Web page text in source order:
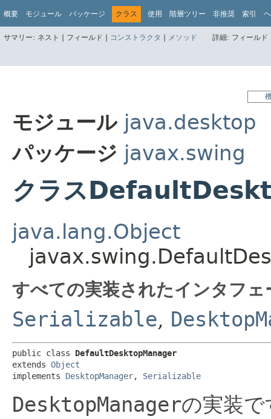
概要 モジュール パッケージ クラス 使用 階層ツリー 非推奨 索引
サマリー: ネスト | フィールド | コンストラクタ | メソッド 詳細: フィール
モジュール java.desktop
パッケージ javax.swing
クラス
java.lang.Object
すべての実装されたインタフ
Serializable,
public class DefaultDesktopManager
extends Object
implements DesktopManager, Serializable
DesktopManagerの実装で